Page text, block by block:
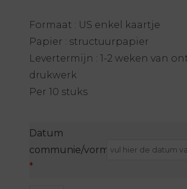
Formaat : US enkel kaartje
Papier : structuurpapier
Levertermijn : 1-2 weken van
drukwerk
Per 10 stuks
Datum
communie/vormsel/lentefeest
*